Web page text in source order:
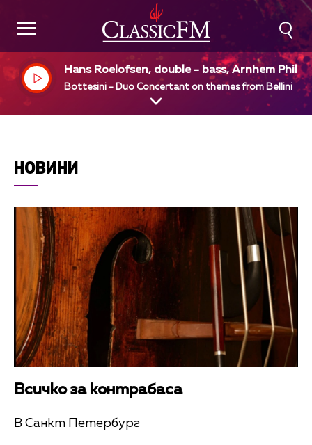
Hans Roelofsen, double - bass, Arnhem
monic Orchestra, Alun Francis, dir, Marien van
Bottesini - Duo Concertant on themes from Bellini
НОВИНИ
Всичко за контрабаса
В Санкт Петербург